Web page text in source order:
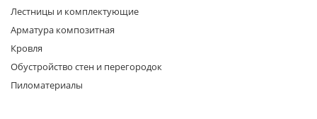
Лестницы и комплектующие
Арматура композитная
Кровля
Обустройство стен и перегородок
Пиломатериалы